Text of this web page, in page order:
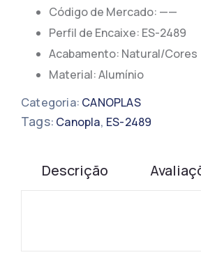
Código de Mercado: ——
​​Perfil de Encaixe: ES-2489
Acabamento: Natural/Cores
Material: Alumínio
Categoria: CANOPLAS
Tags: Canopla, ES-2489
Descrição